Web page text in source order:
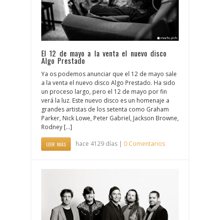
El 12 de mayo a la venta el nuevo disco
‪Algo Prestado‬
Ya os podemos anunciar que el 12 de mayo sale
a la venta el nuevo disco Algo Prestado‬. Ha sido
un proceso largo, pero el 12 de mayo por fin
verá la luz. Este nuevo disco es un homenaje a
grandes artistas de los setenta como Graham
Parker, Nick Lowe, Peter Gabriel, Jackson Browne,
Rodney [...]
LEER MÁS hace 4129 días | 0 Comentarios